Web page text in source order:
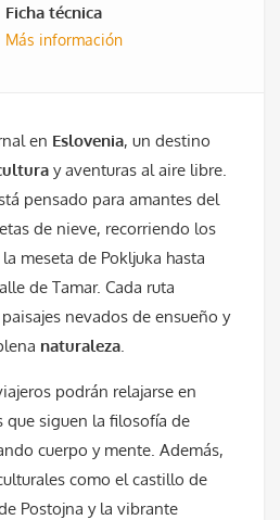
Ficha técnica
Más información
en Eslovenia, un destino
y aventuras al aire libre.
pensado para amantes del
de nieve, recorriendo los
meseta de Pokljuka hasta
de Tamar. Cada ruta
nevados de ensueño y
naturaleza.
podrán relajarse en
que siguen la filosofía de
cuerpo y mente. Además,
como el castillo de
Postojna y la vibrante